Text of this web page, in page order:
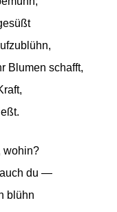
Blumen schafft,
wohin?
auch du —
blühn